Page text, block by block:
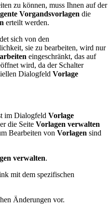
zu können, muss Ihnen auf der
Vorgandsvorlagen die
erteilt werden.
sich von den
sie zu bearbeiten, wird nur
eingeschränkt, das auf
wird, da der Schalter
Dialogfeld Vorlage
im Dialogfeld Vorlage
die Seite Vorlagen verwalten
Bearbeiten von Vorlagen sind
verwalten.
mit dem spezifischen
Änderungen vor.